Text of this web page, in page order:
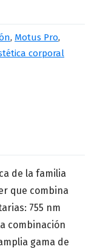
ni
, Motus Pro,
corporal
de la familia
que combina
755 nm
combinación
gama de